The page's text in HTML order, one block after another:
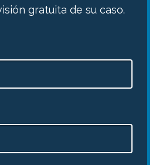
gratuita de su caso.